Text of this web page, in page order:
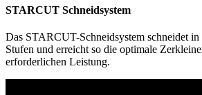
STARCUT Schneidsystem
Das STARCUT-Schneidsystem schneidet
Stufen und erreicht so die optimale
erforderlichen Leistung.